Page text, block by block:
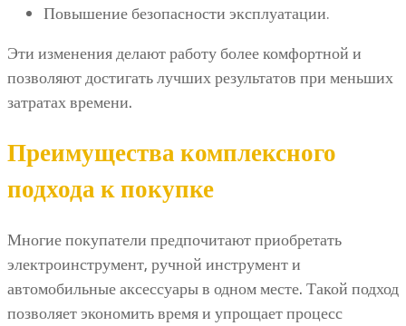
Повышение безопасности эксплуатации.
Эти изменения делают работу более комфортной и
позволяют достигать лучших результатов при меньших
затратах времени.
Преимущества комплексного
подхода к покупке
Многие покупатели предпочитают приобретать
электроинструмент, ручной инструмент и
автомобильные аксессуары в одном месте. Такой подход
позволяет экономить время и упрощает процесс